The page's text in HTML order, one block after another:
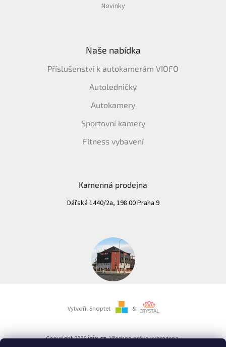
Novinky
Naše nabídka
Příslušenství k autokamerám VIOFO
Autoledničky
Autokamery
Sportovní kamery
Fitness vybavení
Kamenná prodejna
Dářská 1440/2a, 198 00 Praha 9
Vytvořil Shoptet &
Copyright 2026isix.cz. Všechna práva vyhrazena.